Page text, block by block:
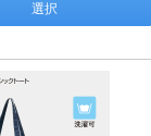
選択